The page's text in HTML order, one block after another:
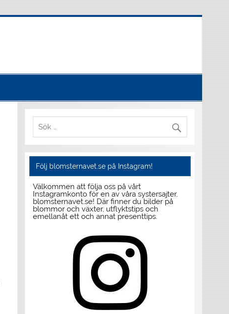
Följ blomsternavet.se på Instagram!
Välkommen att följa oss på vårt
Instagramkonto för en av våra systersajter,
blomsternavet.se! Där finner du bilder på
blommor och växter, utflyktstips och
emellanåt ett och annat presenttips.